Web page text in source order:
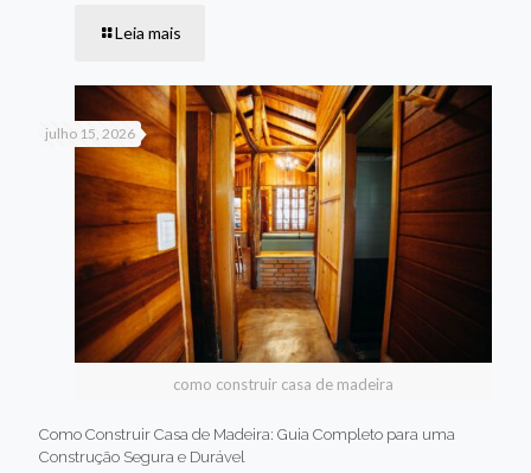
Leia mais
como construir casa de madeira
julho 15, 2026
Como Construir Casa de Madeira: Guia Completo para uma
Construção Segura e Durável